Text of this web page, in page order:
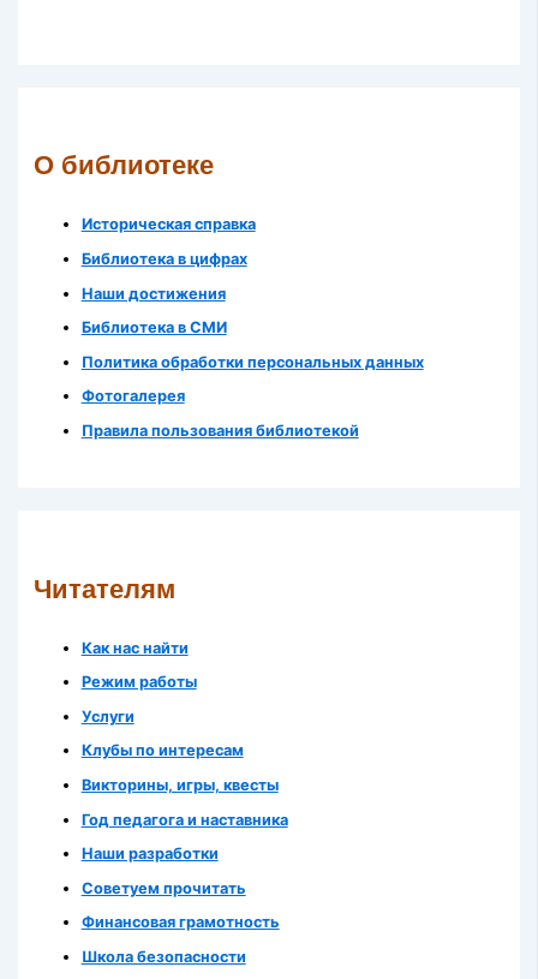
О библиотеке
Историческая справка
Библиотека в цифрах
Наши достижения
Библиотека в СМИ
Политика обработки персональных данных
Фотогалерея
Правила пользования библиотекой
Читателям
Как нас найти
Режим работы
Услуги
Клубы по интересам
Викторины, игры, квесты
Год педагога и наставника
Наши разработки
Советуем прочитать
Финансовая грамотность
Школа безопасности